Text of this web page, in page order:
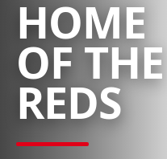
HOME
OF THE
REDS